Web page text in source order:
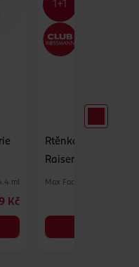
ml
Kč
Rtěnka Colour
Raisen
Max Factor